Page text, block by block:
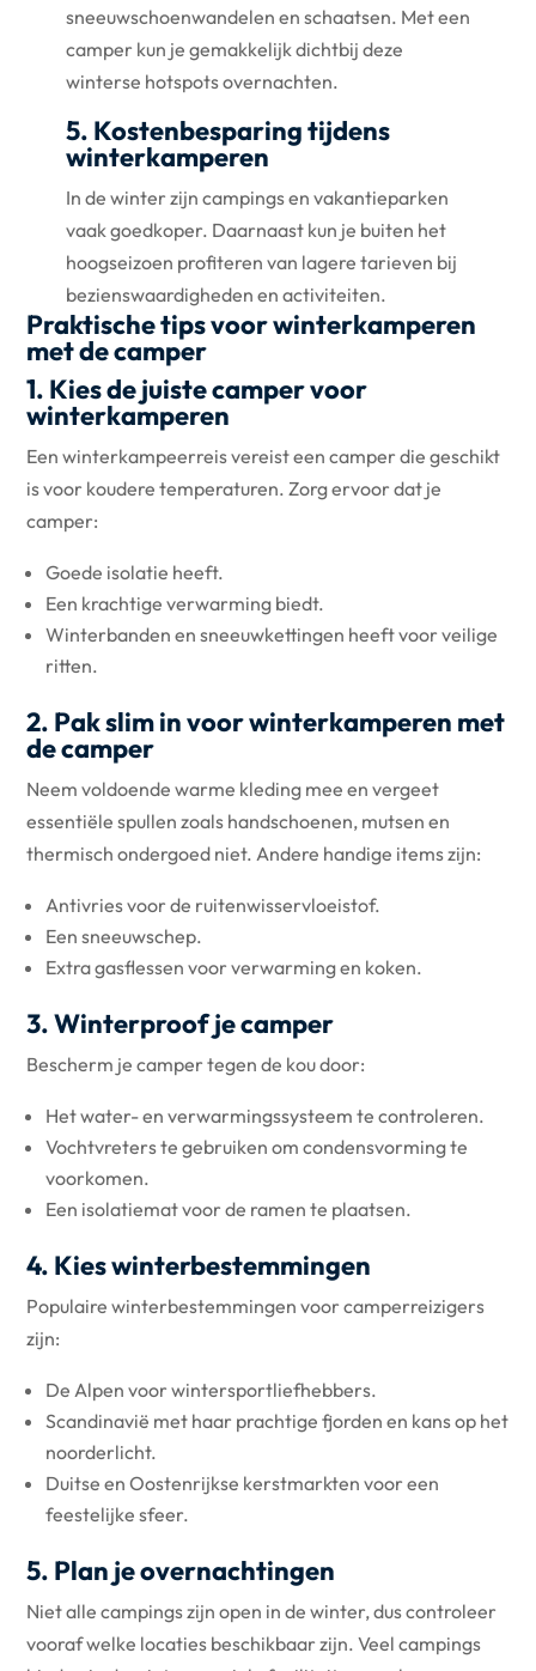
sneeuwschoenwandelen en schaatsen. Met een
camper kun je gemakkelijk dichtbij deze
winterse hotspots overnachten.
5. Kostenbesparing tijdens
winterkamperen
In de winter zijn campings en vakantieparken
vaak goedkoper. Daarnaast kun je buiten het
hoogseizoen profiteren van lagere tarieven bij
bezienswaardigheden en activiteiten.
Praktische tips voor winterkamperen
met de camper
1. Kies de juiste camper voor
winterkamperen
Een winterkampeerreis vereist een camper die geschikt
is voor koudere temperaturen. Zorg ervoor dat je
camper:
Goede isolatie heeft.
Een krachtige verwarming biedt.
Winterbanden en sneeuwkettingen heeft voor veilige
ritten.
2. Pak slim in voor winterkamperen met
de camper
Neem voldoende warme kleding mee en vergeet
essentiële spullen zoals handschoenen, mutsen en
thermisch ondergoed niet. Andere handige items zijn:
Antivries voor de ruitenwisservloeistof.
Een sneeuwschep.
Extra gasflessen voor verwarming en koken.
3. Winterproof je camper
Bescherm je camper tegen de kou door:
Het water- en verwarmingssysteem te controleren.
Vochtvreters te gebruiken om condensvorming te
voorkomen.
Een isolatiemat voor de ramen te plaatsen.
4. Kies winterbestemmingen
Populaire winterbestemmingen voor camperreizigers
zijn:
De Alpen voor wintersportliefhebbers.
Scandinavië met haar prachtige fjorden en kans op het
noorderlicht.
Duitse en Oostenrijkse kerstmarkten voor een
feestelijke sfeer.
5. Plan je overnachtingen
Niet alle campings zijn open in de winter, dus controleer
vooraf welke locaties beschikbaar zijn. Veel campings